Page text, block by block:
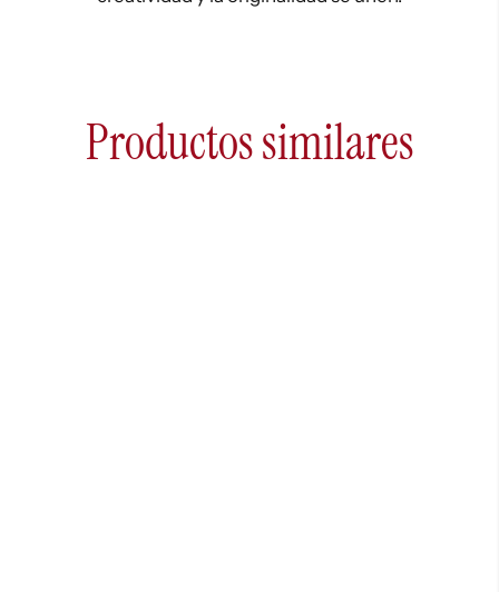
Productos similares